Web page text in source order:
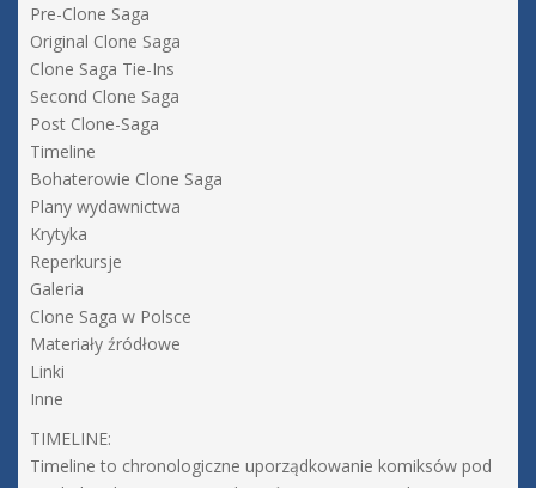
Pre-Clone Saga
Original Clone Saga
Clone Saga Tie-Ins
Second Clone Saga
Post Clone-Saga
Timeline
Bohaterowie Clone Saga
Plany wydawnictwa
Krytyka
Reperkursje
Galeria
Clone Saga w Polsce
Materiały źródłowe
Linki
Inne
TIMELINE:
Timeline to chronologiczne uporządkowanie komiksów pod